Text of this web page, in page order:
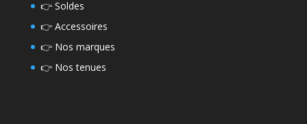
👉 Soldes
👉 Accessoires
👉 Nos marques
👉 Nos tenues